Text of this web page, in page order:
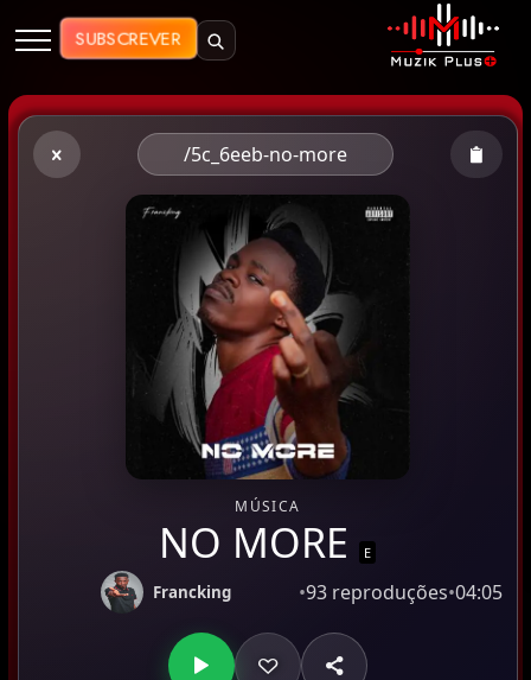
Muzik Plus AO - Streaming de
SUBSCREVER
/5c_6eeb-no-more
MÚSICA
NO MORE E
Francking •93 reproduções•04:05